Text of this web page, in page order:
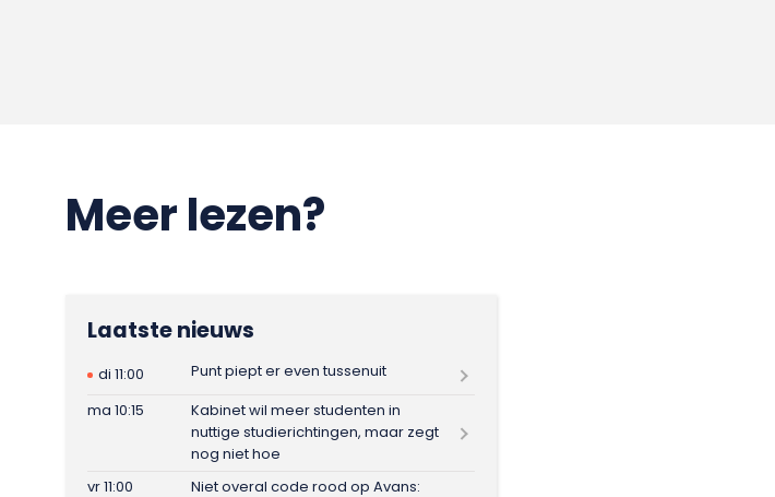
Meer lezen?
Laatste nieuws
di 11:00
Punt piept er even tussenuit
ma 10:15
Kabinet wil meer studenten in
nuttige studierichtingen, maar zegt
nog niet hoe
vr 11:00
Niet overal code rood op Avans: